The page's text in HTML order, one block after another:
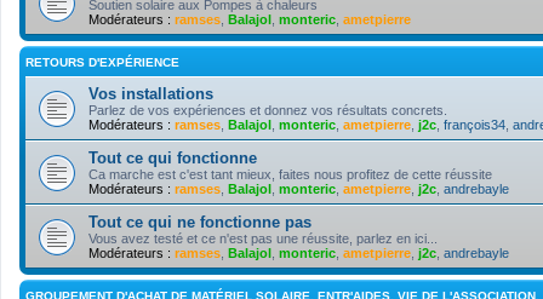
Soutien solaire aux Pompes à chaleurs
Modérateurs : ramses Balajol monteric ametpierre
RETOURS D'EXPÉRIENCE
Vos installations
Parlez de vos expériences et donnez vos résultats concrets.
Modérateurs : ramses Balajol monteric ametpierre j2c françois34
Tout ce qui fonctionne
Ca marche est c'est tant mieux, faites nous profitez de cette réussite
Modérateurs : ramses Balajol monteric ametpierre j2c andrebayle
Tout ce qui ne fonctionne pas
Vous avez testé et ce n'est pas une réussite, parlez en ici...
Modérateurs : ramses Balajol monteric ametpierre j2c andrebayle
GROUPEMENT D'ACHAT DE MATÉRIEL SOLAIRE, ENTR'AIDES, VIE DE L'ASSOCIATION,